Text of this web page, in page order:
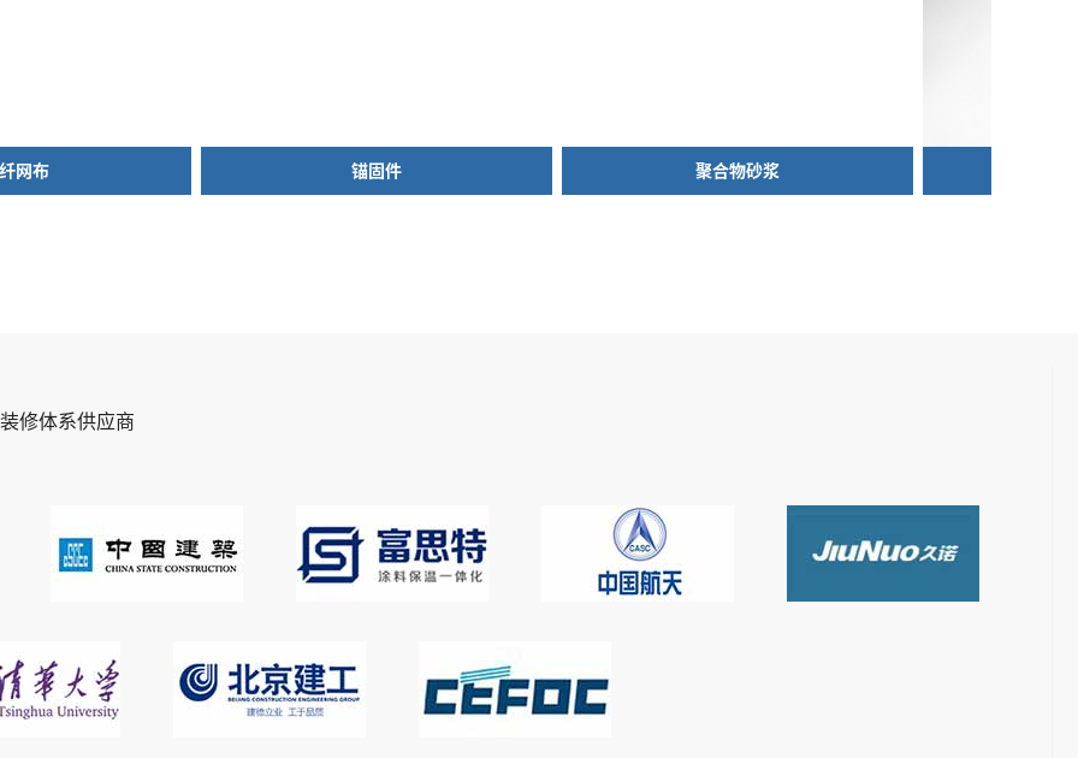
石墨聚氨酯保温板
修体系供应商